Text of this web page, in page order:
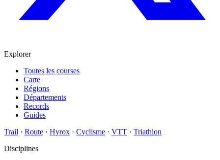
Explorer
Toutes les courses
Carte
Régions
Départements
Records
Guides
Trail · Route · Hyrox · Cyclisme · VTT · Triathlon
Disciplines